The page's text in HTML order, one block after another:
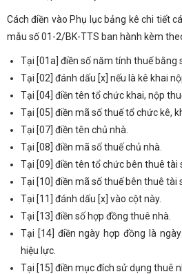
Cách điền vào Phụ lục bảng kê chi tiết
mẫu số 01-2/BK-TTS ban hành kèm
Tại [01a] điền số năm tính thuế bằng
Tại [02] đánh dấu [x] nếu là kê khai
Tại [04] điền tên tổ chức khai, nộp
Tại [05] điền mã số thuế tổ chức kê,
Tại [07] điền tên chủ nhà.
Tại [08] điền mã số thuế chủ nhà.
Tại [09] điền tên tổ chức bên thuê tài
Tại [10] điền mã số thuế bên thuê tài
Tại [11] đánh dấu [x] vào cột này.
Tại [13] điền số hợp đồng thuê nhà.
Tại [14] điền ngày hợp đồng là
hiệu lực.
Tại [15] điền mục đích sử dụng thuê